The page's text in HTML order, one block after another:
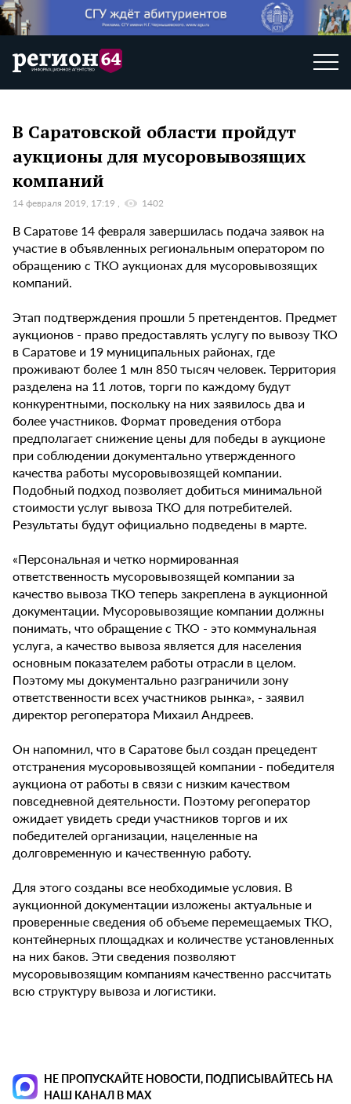
В Саратовской области пройдут
аукционы для мусоровывозящих
компаний
14 февраля 2019, 17:19 1402
В Саратове 14 февраля завершилась подача заявок на
участие в объявленных региональным оператором по
обращению с ТКО аукционах для мусоровывозящих
компаний.
Этап подтверждения прошли 5 претендентов. Предмет
аукционов - право предоставлять услугу по вывозу ТКО
в Саратове и 19 муниципальных районах, где
проживают более 1 млн 850 тысяч человек. Территория
разделена на 11 лотов, торги по каждому будут
конкурентными, поскольку на них заявилось два и
более участников. Формат проведения отбора
предполагает снижение цены для победы в аукционе
при соблюдении документально утвержденного
качества работы мусоровывозящей компании.
Подобный подход позволяет добиться минимальной
стоимости услуг вывоза ТКО для потребителей.
Результаты будут официально подведены в марте.
«Персональная и четко нормированная
ответственность мусоровывозящей компании за
качество вывоза ТКО теперь закреплена в аукционной
документации. Мусоровывозящие компании должны
понимать, что обращение с ТКО - это коммунальная
услуга, а качество вывоза является для населения
основным показателем работы отрасли в целом.
Поэтому мы документально разграничили зону
ответственности всех участников рынка», - заявил
директор регоператора Михаил Андреев.
Он напомнил, что в Саратове был создан прецедент
отстранения мусоровывозящей компании - победителя
аукциона от работы в связи с низким качеством
повседневной деятельности. Поэтому регоператор
ожидает увидеть среди участников торгов и их
победителей организации, нацеленные на
долговременную и качественную работу.
Для этого созданы все необходимые условия. В
аукционной документации изложены актуальные и
проверенные сведения об объеме перемещаемых ТКО,
контейнерных площадках и количестве установленных
на них баков. Эти сведения позволяют
мусоровывозящим компаниям качественно рассчитать
всю структуру вывоза и логистики.
НЕ ПРОПУСКАЙТЕ НОВОСТИ, ПОДПИСЫВАЙТЕСЬ НА
НАШ КАНАЛ В MAX